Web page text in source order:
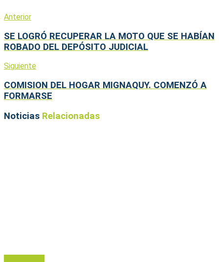
Anterior
SE LOGRÓ RECUPERAR LA MOTO QUE SE HABÍAN
ROBADO DEL DEPÓSITO JUDICIAL
Siguiente
COMISION DEL HOGAR MIGNAQUY. COMENZÓ A
FORMARSE
Noticias Relacionadas